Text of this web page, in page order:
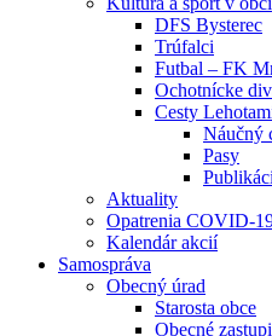
DFS Bysterec
Trúfalci
Futbal – FK
Ochotnícke
Cesty
Náučný
Pasy
Aktuality
Opatrenia COVID-
Kalendár akcií
Samospráva
Obecný úrad
Starosta obce
Obecné